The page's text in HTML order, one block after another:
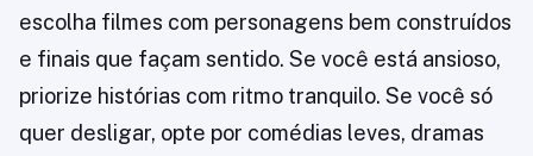
escolha filmes com personagens bem construídos
e finais que façam sentido. Se você está ansioso,
priorize histórias com ritmo tranquilo. Se você só
quer desligar, opte por comédias leves, dramas